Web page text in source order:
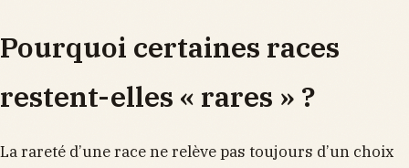
Pourquoi certaines races
restent-elles « rares » ?
La rareté d’une race ne relève pas toujours d’un choix